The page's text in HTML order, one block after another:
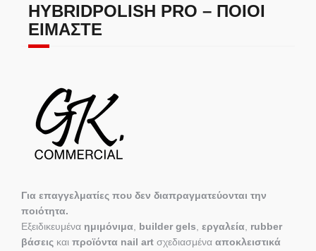
HYBRIDPOLISH PRO – ΠΟΙΟΙ
ΕΊΜΑΣΤΕ
Για επαγγελματίες που δεν διαπραγματεύονται την
ποιότητα.
Εξειδικευμένα ημιμόνιμα builder gels εργαλεία rubber
βάσεις και προϊόντα nail art σχεδιασμένα αποκλειστικά